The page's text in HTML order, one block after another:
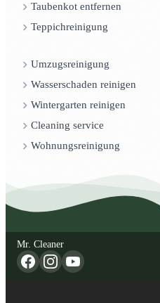
Taubenkot entfernen
Teppichreinigung
Umzugsreinigung
Wasserschaden reinigen
Wintergarten reinigen
Cleaning service
Wohnungsreinigung
Mr. Cleaner